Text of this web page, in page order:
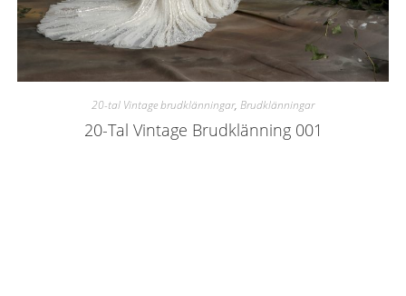
20-tal Vintage brudklänningar, Brudklänningar
20-Tal Vintage Brudklänning 001